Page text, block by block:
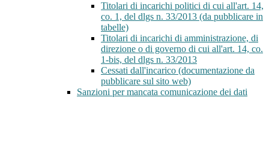
Titolari di incarichi politici di cui all'art. 14,
co. 1, del dlgs n. 33/2013 (da pubblicare in
tabelle)
Titolari di incarichi di amministrazione, di
direzione o di governo di cui all'art. 14, co.
1-bis, del dlgs n. 33/2013
Cessati dall'incarico (documentazione da
pubblicare sul sito web)
Sanzioni per mancata comunicazione dei dati